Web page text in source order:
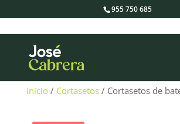
955 750 685
Inicio/ Cortasetos/ Cortasetos de